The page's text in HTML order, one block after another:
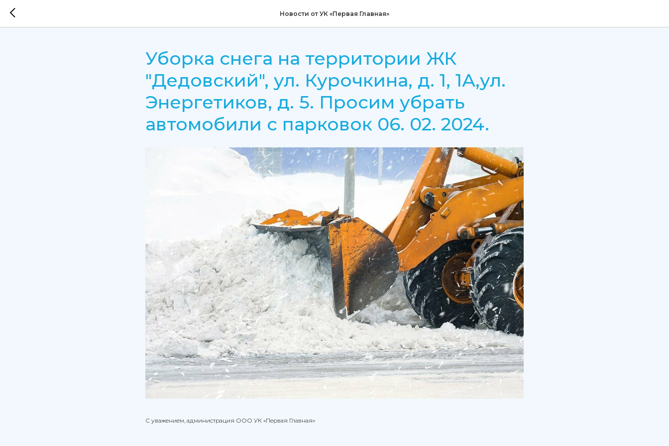
Новости от УК «Первая Главная»
Уборка снега на территории ЖК
"Дедовский", ул. Курочкина, д. 1, 1А,ул.
Энергетиков, д. 5. Просим убрать
автомобили с парковок 06. 02. 2024.
С уважением, администрация ООО УК «Первая Главная»